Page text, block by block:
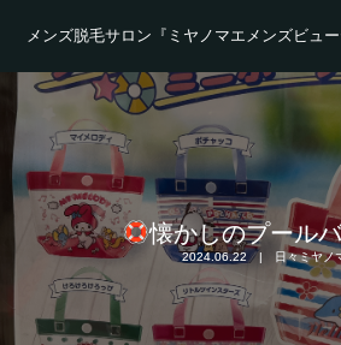
メンズ脱毛サロン『ミヤノマエメンズビュー
懐かしのプール
2024.06.22 日々ミヤノ